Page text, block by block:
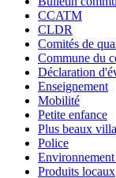
CCATM
CLDR
Comités de
Commune du
Déclaration
Enseignement
Mobilité
Petite enfance
Plus beaux
Police
Environnement
Produits locaux